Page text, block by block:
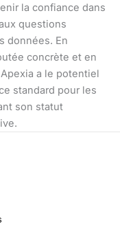
la confiance dans
questions
données. En
concrète et en
a le potentiel
standard pour les
son statut